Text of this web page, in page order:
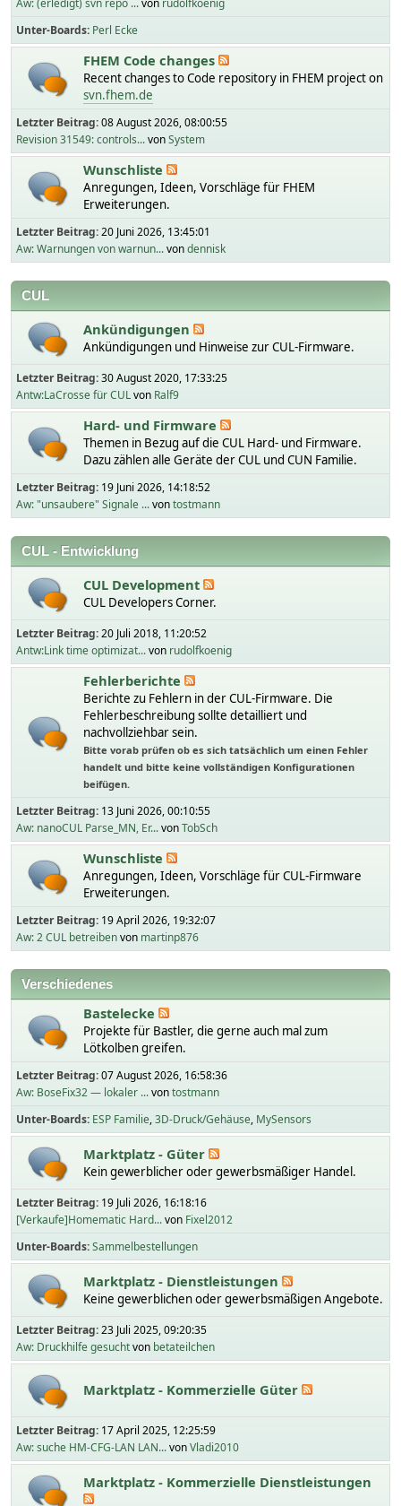
Aw: (erledigt) svn repo ...von rudolfkoenig
Unter-Boards Perl Ecke
FHEM Code changes
Recent changes to Code repository in FHEM project on
svn.fhem.de
Letzter Beitrag:08 August 2026, 08:00:55
Revision 31549: controls...vonSystem
Wunschliste
Anregungen, Ideen, Vorschläge für FHEM
Erweiterungen.
Letzter Beitrag:20 Juni 2026, 13:45:01
Aw: Warnungen von warnun...vondennisk
CUL
Ankündigungen
Ankündigungen und Hinweise zur CUL-Firmware.
Letzter Beitrag:30 August 2020, 17:33:25
Antw:LaCrosse für CULvon Ralf9
Hard- und Firmware
Themen in Bezug auf die CUL Hard- und Firmware.
Dazu zählen alle Geräte der CUL und CUN Familie.
Letzter Beitrag: 19 Juni 2026, 14:18:52
Aw: "unsaubere" Signale ...vontostmann
CUL - Entwicklung
CUL Development
CUL Developers Corner.
Letzter Beitrag:20 Juli 2018, 11:20:52
Antw:Link time optimizat...von rudolfkoenig
Fehlerberichte
Berichte zu Fehlern in der CUL-Firmware. Die
Fehlerbeschreibung sollte detailliert und
nachvollziehbar sein.
Bitte vorab prüfen ob es sich tatsächlich um einen Fehler
handelt und bitte keine vollständigen Konfigurationen
beifügen.
Letzter Beitrag: 13 Juni 2026, 00:10:55
Aw: nanoCUL Parse_MN, Er...vonTobSch
Wunschliste
Anregungen, Ideen, Vorschläge für CUL-Firmware
Erweiterungen.
Letzter Beitrag: 19 April 2026, 19:32:07
Aw: 2 CUL betreibenvon martinp876
Verschiedenes
Bastelecke
Projekte für Bastler, die gerne auch mal zum
Lötkolben greifen.
Letzter Beitrag:07 August 2026, 16:58:36
Aw: BoseFix32 — lokaler ...vontostmann
Unter-Boards ESP Familie 3D-Druck/Gehäuse MySensors
Marktplatz - Güter
Kein gewerblicher oder gewerbsmäßiger Handel.
Letzter Beitrag: 19 Juli 2026, 16:18:16
[Verkaufe]Homematic Hard...von Fixel2012
Unter-Boards Sammelbestellungen
Marktplatz - Dienstleistungen
Keine gewerblichen oder gewerbsmäßigen Angebote.
Letzter Beitrag:23 Juli 2025, 09:20:35
Aw: Druckhilfe gesuchtvon betateilchen
Marktplatz - Kommerzielle Güter
Letzter Beitrag: 17 April 2025, 12:25:59
Aw: suche HM-CFG-LAN LAN...vonVladi2010
Marktplatz - Kommerzielle Dienstleistungen